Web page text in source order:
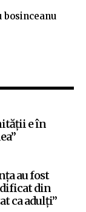
bosinceanu
e în
au fost
din
ca adulți”